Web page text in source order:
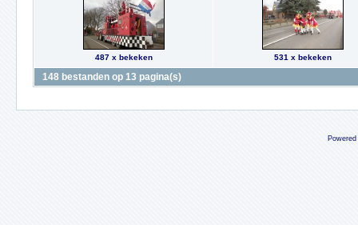
487 x bekeken 531 x bekeken
148 bestanden op 13 pagina(s)